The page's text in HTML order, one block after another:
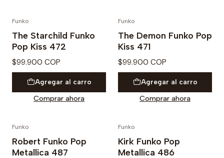
Funko
The Starchild Funko
Pop Kiss 472
$99.900 COP
Agregar al carro
Comprar ahora
Funko
The Demon Funko Pop
Kiss 471
$99.900 COP
Agregar al carro
Comprar ahora
Funko
Robert Funko Pop
Metallica 487
Funko
Kirk Funko Pop
Metallica 486